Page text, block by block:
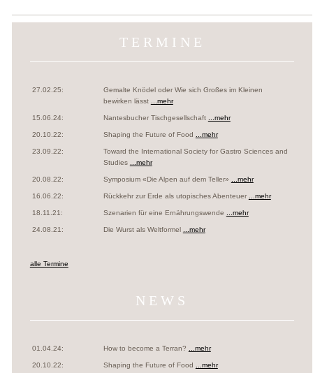
TERMINE
27.02.25:
Gemalte Knödel oder Wie sich Großes im Kleinen
bewirken lässt ...mehr
15.06.24: Nantesbucher Tischgesellschaft ...mehr
20.10.22: Shaping the Future of Food ...mehr
23.09.22:
Toward the International Society for Gastro Sciences and
Studies ...mehr
20.08.22: Symposium «Die Alpen auf dem Teller» ...mehr
16.06.22: Rückkehr zur Erde als utopisches Abenteuer ...mehr
18.11.21: Szenarien für eine Ernährungswende ...mehr
24.08.21: Die Wurst als Weltformel ...mehr
alle Termine
NEWS
01.04.24: How to become a Terran? ...mehr
20.10.22: Shaping the Future of Food ...mehr